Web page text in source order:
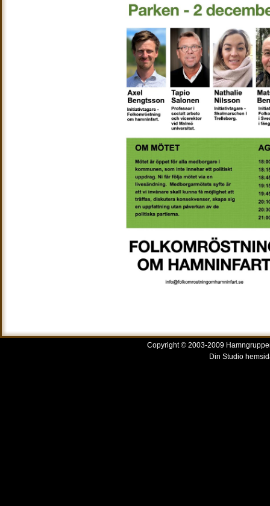
Copyright © 2003-2009
Din Studio